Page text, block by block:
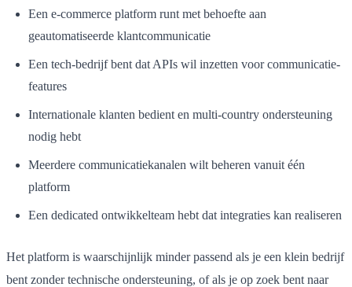
Een e-commerce platform runt met behoefte aan
geautomatiseerde klantcommunicatie
Een tech-bedrijf bent dat APIs wil inzetten voor communicatie-
features
Internationale klanten bedient en multi-country ondersteuning
nodig hebt
Meerdere communicatiekanalen wilt beheren vanuit één
platform
Een dedicated ontwikkelteam hebt dat integraties kan realiseren
Het platform is waarschijnlijk minder passend als je een klein bedrijf
bent zonder technische ondersteuning, of als je op zoek bent naar